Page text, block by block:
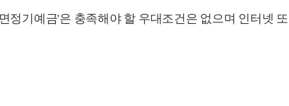
정기예금'은 충족해야 할 우대조건은 없으며 인터넷